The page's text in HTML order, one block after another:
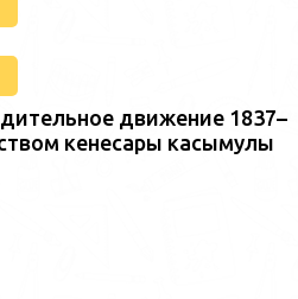
движение 1837–
кенесары касымулы